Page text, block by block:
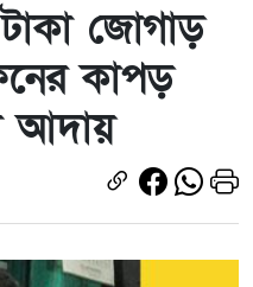
জোগাড়
কাপড়
আদায়